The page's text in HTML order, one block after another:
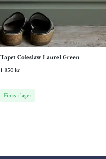
Tapet Coleslaw Laurel Green
1 850 kr
Finns i lager